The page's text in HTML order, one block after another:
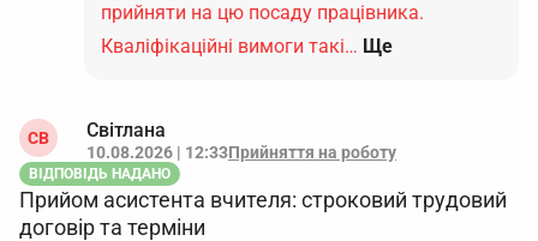
прийняти на цю посаду працівника.
Кваліфікаційні вимоги такі… Ще
СВ Світлана
10.08.2026 | 12:33Прийняття на роботу
ВІДПОВІДЬ НАДАНО
Прийом асистента вчителя: строковий трудовий
договір та терміни